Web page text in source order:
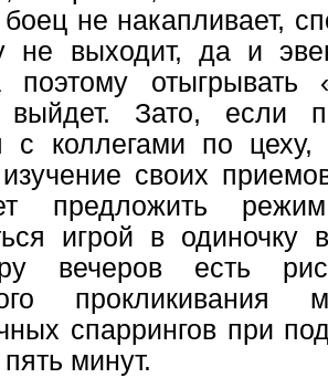
не накапливает,
не выходит, да и
отыгрывать
Зато, если
с коллегами по
своих
предложить
игрой в
вечеров есть
спаррингов при
минут.